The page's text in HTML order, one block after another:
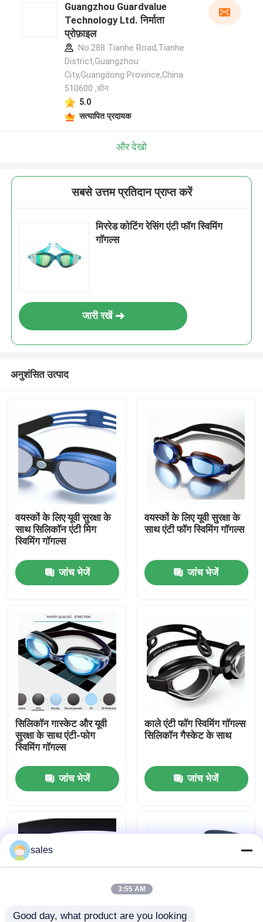
घर
हमारे बारे में
कारखाना भ्रमण
संपर्क करें
समाचार
एक उद्धरण का अनुरोध करें
सुरक्षा चश्मा काले चश्मे
Guangzhou Guardvalue
Technology Ltd. निर्माता
प्रोफ़ाइल
No.288 Tianhe Road,Tianhe
District,Guangzhou
City,Guangdong Province,China
510600 ,चीन
5.0
सत्यापित प्रदायक
और देखो
सबसे उत्तम प्रतिदान प्राप्त करें
मिररेड कोटिंग रेसिंग एंटी फॉग स्विमिंग
गॉगल्स
जारी रखें
अनुशंसित उत्पाद
वयस्कों के लिए यूवी सुरक्षा के
साथ सिलिकॉन एंटी मिग
स्विमिंग गॉगल्स
जांच भेजें
वयस्कों के लिए यूवी सुरक्षा के
साथ एंटी फॉग स्विमिंग गॉगल्स
जांच भेजें
सिलिकॉन गास्केट और यूवी
सुरक्षा के साथ एंटी-फोग
स्विमिंग गॉगल्स
जांच भेजें
काले एंटी फॉग स्विमिंग गॉगल्स
सिलिकॉन गैस्केट के साथ
जांच भेजें
sales
3:55 AM
Good day, what product are you looking